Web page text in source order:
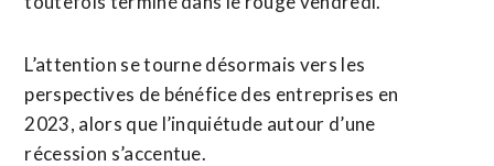
L’attention se tourne désormais vers les
perspectives de bénéfice des entreprises en
2023, alors que l’inquiétude autour d’une
récession s’accentue.